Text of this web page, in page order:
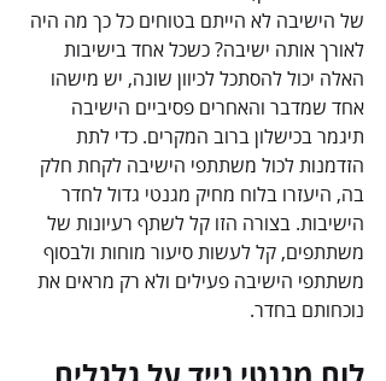
של הישיבה לא הייתם בטוחים כל כך מה היה
לאורך אותה ישיבה? כשכל אחד בישיבות
האלה יכול להסתכל לכיוון שונה, יש מישהו
אחד שמדבר והאחרים פסיביים הישיבה
תיגמר בכישלון ברוב המקרים. כדי לתת
הזדמנות לכול משתתפי הישיבה לקחת חלק
בה, היעזרו בלוח מחיק מגנטי גדול לחדר
הישיבות. בצורה הזו קל לשתף רעיונות של
משתתפים, קל לעשות סיעור מוחות ולבסוף
משתתפי הישיבה פעילים ולא רק מראים את
נוכחותם בחדר.